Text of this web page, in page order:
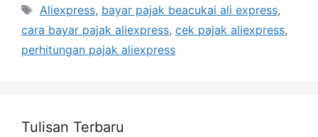
Tags
Aliexpress, bayar pajak beacukai ali express,
cara bayar pajak aliexpress, cek pajak aliexpress,
perhitungan pajak aliexpress
Tulisan Terbaru